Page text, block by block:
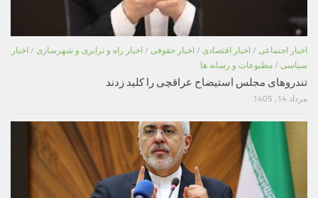
اخبار اجتماعی / اخبار اقتصادی / اخبار حقوقی / اخبار راه و ترابری و شهرسازی / اخبار
سیاسی / مطبوعات و رسانه ها
تندروهای مجلس استیضاح عراقچی را کلید زدند
مرداد 14, 1405